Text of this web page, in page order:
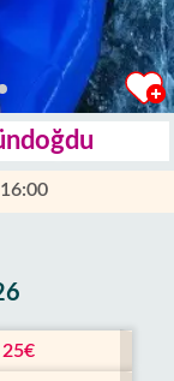
25€